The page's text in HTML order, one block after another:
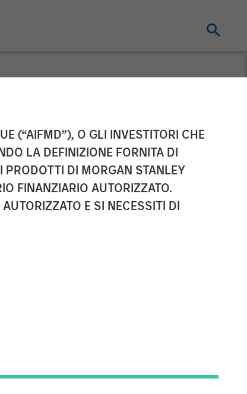
(“AIFMD”), O GLI INVESTITORI CHE
LA DEFINIZIONE FORNITA DI
PRODOTTI DI MORGAN STANLEY
FINANZIARIO AUTORIZZATO.
E SI NECESSITI DI
Acquires
Million